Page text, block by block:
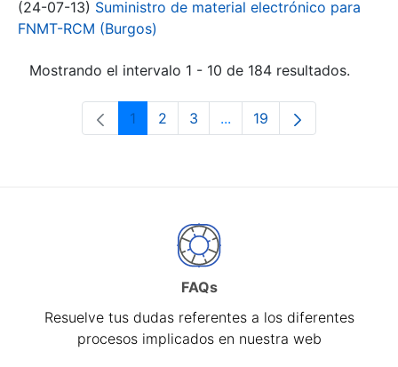
(24-07-13) Suministro de material electrónico para
FNMT-RCM (Burgos)
Mostrando el intervalo 1 - 10 de 184 resultados.
Página
1 Página
2 Página
3 ...Páginas intermedias Use
Página
19
FAQs
Resuelve tus dudas referentes a los diferentes
procesos implicados en nuestra web